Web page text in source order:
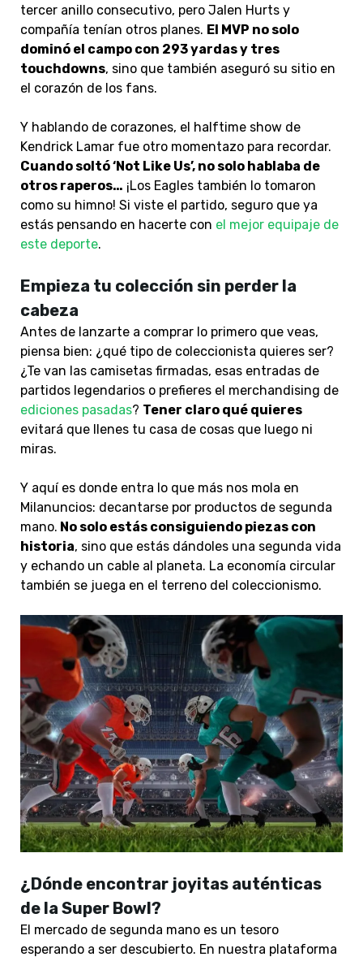
tercer anillo consecutivo, pero Jalen Hurts y
compañía tenían otros planes. El MVP no solo
dominó el campo con 293 yardas y tres
touchdowns, sino que también aseguró su sitio en
el corazón de los fans.
Y hablando de corazones, el halftime show de
Kendrick Lamar fue otro momentazo para recordar.
Cuando soltó ‘Not Like Us’, no solo hablaba de
otros raperos… ¡Los Eagles también lo tomaron
como su himno! Si viste el partido, seguro que ya
estás pensando en hacerte con el mejor equipaje de
este deporte.
Empieza tu colección sin perder la
cabeza
Antes de lanzarte a comprar lo primero que veas,
piensa bien: ¿qué tipo de coleccionista quieres ser?
¿Te van las camisetas firmadas, esas entradas de
partidos legendarios o prefieres el merchandising de
ediciones pasadas? Tener claro qué quieres
evitará que llenes tu casa de cosas que luego ni
miras.
Y aquí es donde entra lo que más nos mola en
Milanuncios: decantarse por productos de segunda
mano. No solo estás consiguiendo piezas con
historia, sino que estás dándoles una segunda vida
y echando un cable al planeta. La economía circular
también se juega en el terreno del coleccionismo.
¿Dónde encontrar joyitas auténticas
de la Super Bowl?
El mercado de segunda mano es un tesoro
esperando a ser descubierto. En nuestra plataforma